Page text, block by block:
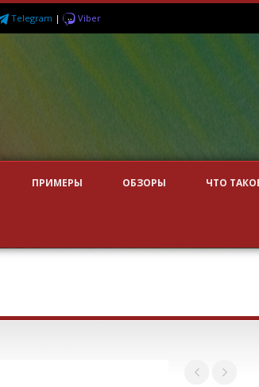
Telegram | Viber
ПРИМЕРЫ ОБЗОРЫ ЧТО